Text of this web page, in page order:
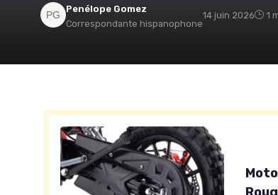
Penélope Gomez
Correspondante hispanophone
14 juin 2026 1